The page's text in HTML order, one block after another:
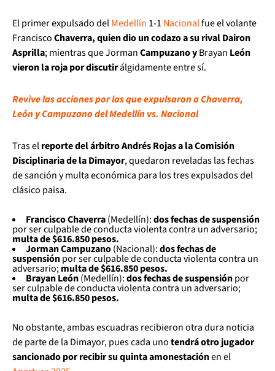
El primer expulsado delMedellín 1-1 Nacionalfue el volante
FranciscoChaverra, quien dio un codazo a su rival Dairon
Asprilla; mientras que JormanCampuzano yBrayan León
vieron la roja por discutirálgidamente entre sí.
Revive las acciones por las que expulsaron a Chaverra,
León y Campuzano del Medellín vs. Nacional
Tras elreporte del árbitro Andrés Rojas a la Comisión
Disciplinaria de la Dimayor, quedaron reveladas las fechas
de sanción y multa económica para los tres expulsados del
clásico paisa.
Francisco Chaverra(Medellín):dos fechas de suspensión
por ser culpable de conducta violenta contra un adversario;
multa de $616.850 pesos.
Jorman Campuzano(Nacional):dos fechas de
suspensiónpor ser culpable de conducta violenta contra un
adversario;multa de $616.850 pesos.
Brayan León(Medellín):dos fechas de suspensiónpor
ser culpable de conducta violenta contra un adversario;
multa de $616.850 pesos.
No obstante, ambas escuadras recibieron otra dura noticia
de parte de la Dimayor, pues cada unotendrá otro jugador
sancionado por recibir su quinta amonestaciónen el